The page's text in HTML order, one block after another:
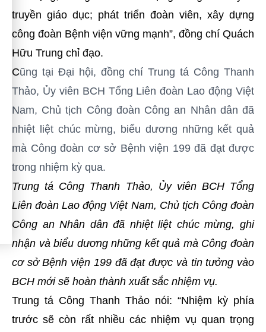
truyền giáo dục; phát triển đoàn viên, xây dựng
công đoàn Bệnh viện vững mạnh”, đồng chí Quách
Hữu Trung chỉ đạo.
Cũng tại Đại hội, đồng chíTrung tá Công Thanh
Thảo, Ủy viên BCH Tổng Liên đoàn Lao động Việt
Nam, Chủ tịch Công đoàn Công an Nhân dân đã
nhiệt liệt chúc mừng, biểu dương những kết quả
mà Công đoàn cơ sở Bệnh viện 199 đã đạt được
trong nhiệm kỳ qua.
Trung tá Công Thanh Thảo, Ủy viên BCH Tổng
Liên đoàn Lao động Việt Nam, Chủ tịch Công đoàn
Công an Nhân dân đã nhiệt liệt chúc mừng, ghi
nhận và biểu dương những kết quả mà Công đoàn
cơ sở Bệnh viện 199 đã đạt được và tin tưởng vào
BCH mới sẽ hoàn thành xuất sắc nhiệm vụ.
Trung tá Công Thanh Thảo nói: “Nhiệm kỳ phía
trước sẽ còn rất nhiều các nhiệm vụ quan trọng